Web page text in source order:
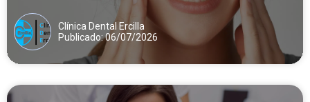
Clínica Dental Ercilla
Publicado: 06/07/2026